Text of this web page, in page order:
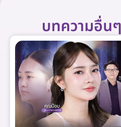
บทความอื่น